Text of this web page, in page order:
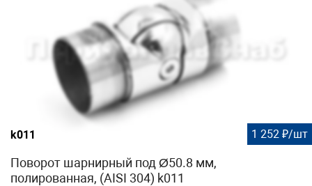
k011 1 252 ₽/шт
Поворот шарнирный под Ø50.8 мм,
полированная, (AISI 304) k011